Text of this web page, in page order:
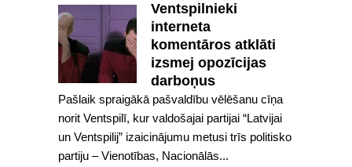
Ventspilnieki
interneta
komentāros atklāti
izsmej opozīcijas
darboņus
Pašlaik spraigākā pašvaldību vēlēšanu cīņa
norit Ventspilī, kur valdošajai partijai “Latvijai
un Ventspilij” izaicinājumu metusi trīs politisko
partiju – Vienotības, Nacionālās...